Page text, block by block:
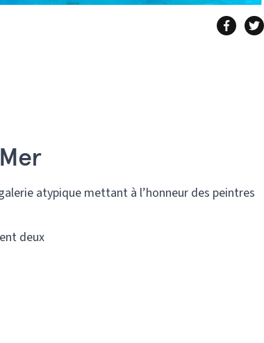
atypique mettant à l’honneur des peintres
deux